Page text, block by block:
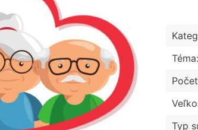
Téma:
Typ